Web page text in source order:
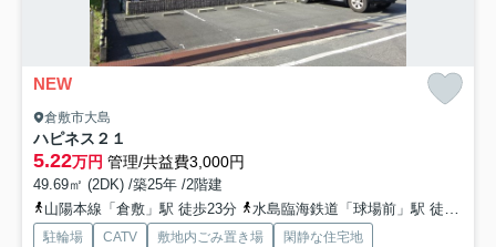
NEW
倉敷市大島
ハピネス２１
5.22万円 管理/共益費3,000円
49.69㎡ (2DK) /築25年 /2階建
山陽本線「倉敷」駅 徒歩23分
水島臨海鉄道「球場前」駅 徒歩49分
駐輪場 CATV 敷地内ごみ置き場
閑静な住宅地